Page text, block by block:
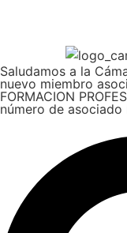
Saludamos a la
nuevo miembro
FORMACION
número de asociado